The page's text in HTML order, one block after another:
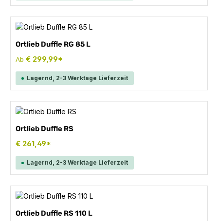
Ortlieb Duffle RG 85 L
Ab€ 299,99*
Lagernd, 2-3 Werktage Lieferzeit
Ortlieb Duffle RS
€ 261,49*
Lagernd, 2-3 Werktage Lieferzeit
Ortlieb Duffle RS 110 L